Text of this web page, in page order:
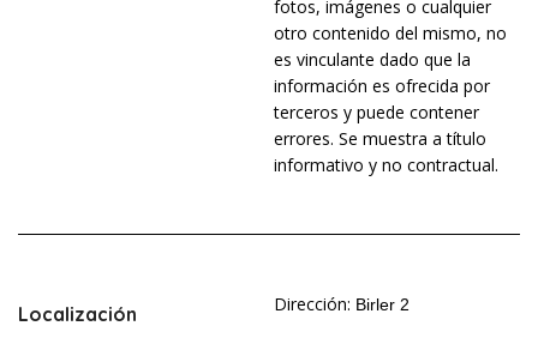
fotos, imágenes o cualquier
otro contenido del mismo, no
es vinculante dado que la
información es ofrecida por
terceros y puede contener
errores. Se muestra a título
informativo y no contractual.
Localización Dirección: Birler 2